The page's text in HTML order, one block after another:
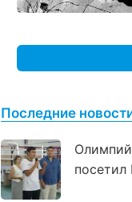
Последние
посетил